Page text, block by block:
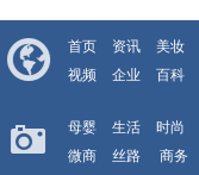
首页 资讯 美妆
视频
企业 百科
母婴 生活 时尚
微商
丝路 商务